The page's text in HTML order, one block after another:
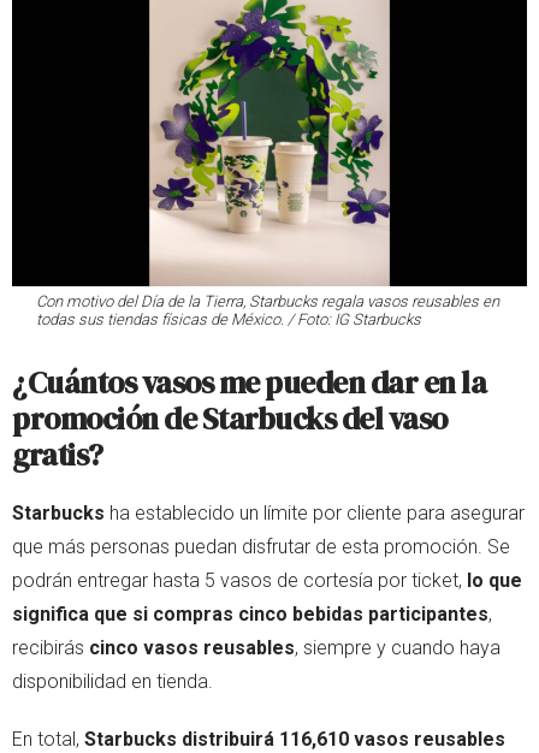
Con motivo del Día de la Tierra, Starbucks regala vasos reusables en
todas sus tiendas físicas de México. / Foto: IG Starbucks
¿Cuántos vasos me pueden dar en la
promoción de Starbucks del vaso
gratis?
Starbucks ha establecido un límite por cliente para asegurar
que más personas puedan disfrutar de esta promoción. Se
podrán entregar hasta 5 vasos de cortesía por ticket, lo que
significa que si compras cinco bebidas participantes,
recibirás cinco vasos reusables, siempre y cuando haya
disponibilidad en tienda.
En total, Starbucks distribuirá 116,610 vasos reusables